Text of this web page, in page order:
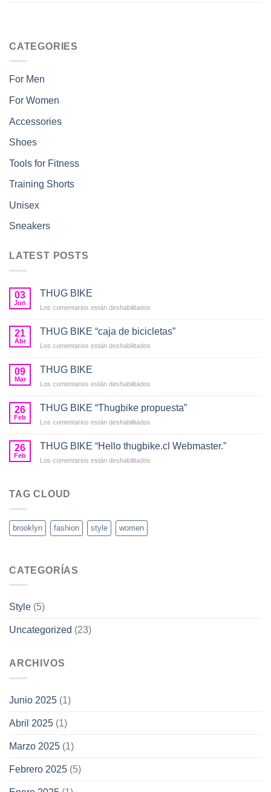
CATEGORIES
For Men
For Women
Accessories
Shoes
Tools for Fitness
Training Shorts
Unisex
Sneakers
LATEST POSTS
03
Jun
THUG BIKE
Los comentarios están deshabilitados
BIKE
21
Abr
THUG BIKE “caja de bicicletas”
Los comentarios están deshabilitados
09
Mar
THUG BIKE
Los comentarios están deshabilitados
26
Feb
THUG BIKE “Thugbike propuesta”
Los comentarios están deshabilitados
BIKE
26
Feb
THUG BIKE “Hello thugbike.cl Webmaster.”
Los comentarios están deshabilitados
TAG CLOUD
brooklyn fashion style women
CATEGORÍAS
Style (5)
Uncategorized (23)
ARCHIVOS
Junio 2025 (1)
Abril 2025 (1)
Marzo 2025 (1)
Febrero 2025 (5)